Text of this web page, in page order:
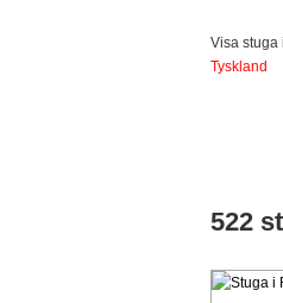
Visa stuga
Tyskland
522